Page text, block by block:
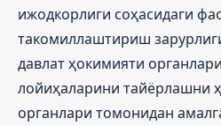
ижодкорлиги соҳасидаги
такомиллаштириш
давлат ҳокимияти
лойиҳаларини тайёрлашни
органлари томонидан